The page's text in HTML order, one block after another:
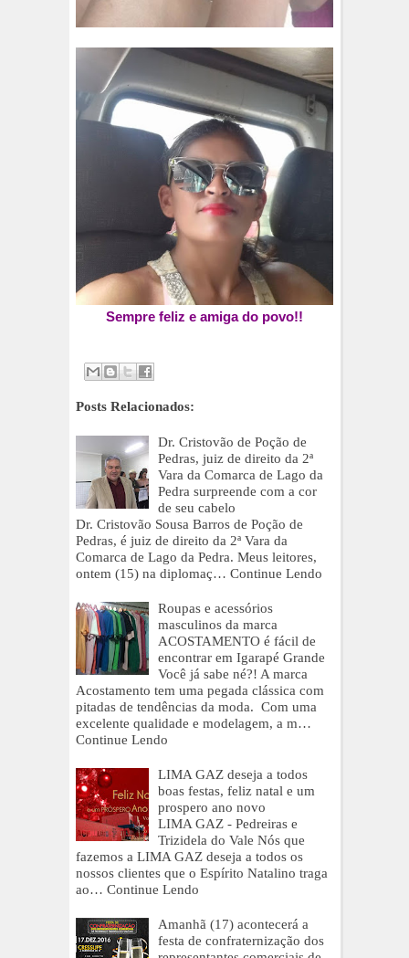
Sempre feliz e amiga do povo!!
Posts Relacionados:
Dr. Cristovão de Poção de
Pedras, juiz de direito da 2ª
Vara da Comarca de Lago da
Pedra surpreende com a cor
de seu cabelo
Dr. Cristovão Sousa Barros de Poção de
Pedras, é juiz de direito da 2ª Vara da
Comarca de Lago da Pedra. Meus leitores,
ontem (15) na diplomaç… Continue Lendo
Roupas e acessórios
masculinos da marca
ACOSTAMENTO é fácil de
encontrar em Igarapé Grande
Você já sabe né?! A marca
Acostamento tem uma pegada clássica com
pitadas de tendências da moda. Com uma
excelente qualidade e modelagem, a m…
Continue Lendo
LIMA GAZ deseja a todos
boas festas, feliz natal e um
prospero ano novo
LIMA GAZ - Pedreiras e
Trizidela do Vale Nós que
fazemos a LIMA GAZ deseja a todos os
nossos clientes que o Espírito Natalino traga
ao… Continue Lendo
Amanhã (17) acontecerá a
festa de confraternização dos